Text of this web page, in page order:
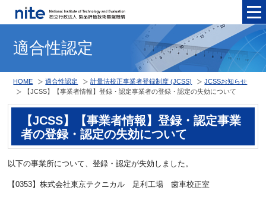
適合性認定
HOME 適合性認定 計量法校正事業者登録制度 (JCSS)
JCSSお知らせ
【JCSS】【事業者情報】登録・認定事業者の登録・認定の失効について
【JCSS】【事業者情報】登録・認定事業
者の登録・認定の失効について
以下の事業所について、登録・認定が失効しました。
【0353】株式会社東京テクニカル 足利工場 歯車校正室